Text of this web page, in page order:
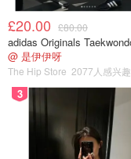
功能作用
Kindle最大的功能当
美亚账号，将喜欢的
除了读书以外，
阅读大量英文书籍
£20.00 £80.00
@ 是伊伊呀
The Hip Store 2077人感兴趣
3